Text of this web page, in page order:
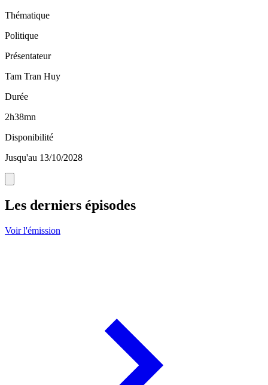
Thématique
Politique
Présentateur
Tam Tran Huy
Durée
2h38mn
Disponibilité
Jusqu'au 13/10/2028
Les derniers épisodes
Voir l'émission